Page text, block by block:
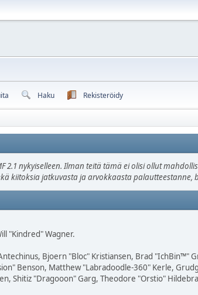
Haku Rekisteröidy
nykyiselleen. Ilman teitä tämä ei olisi ollut
kiitoksia jatkuvasta ja arvokkaasta
"Kindred" Wagner.
Bjoern "Bloc" Kristiansen, Brad "IchBin™"
Benson, Matthew "Labradoodle-360" Kerle,
Shitiz "Dragooon" Garg, Theodore "Orstio"